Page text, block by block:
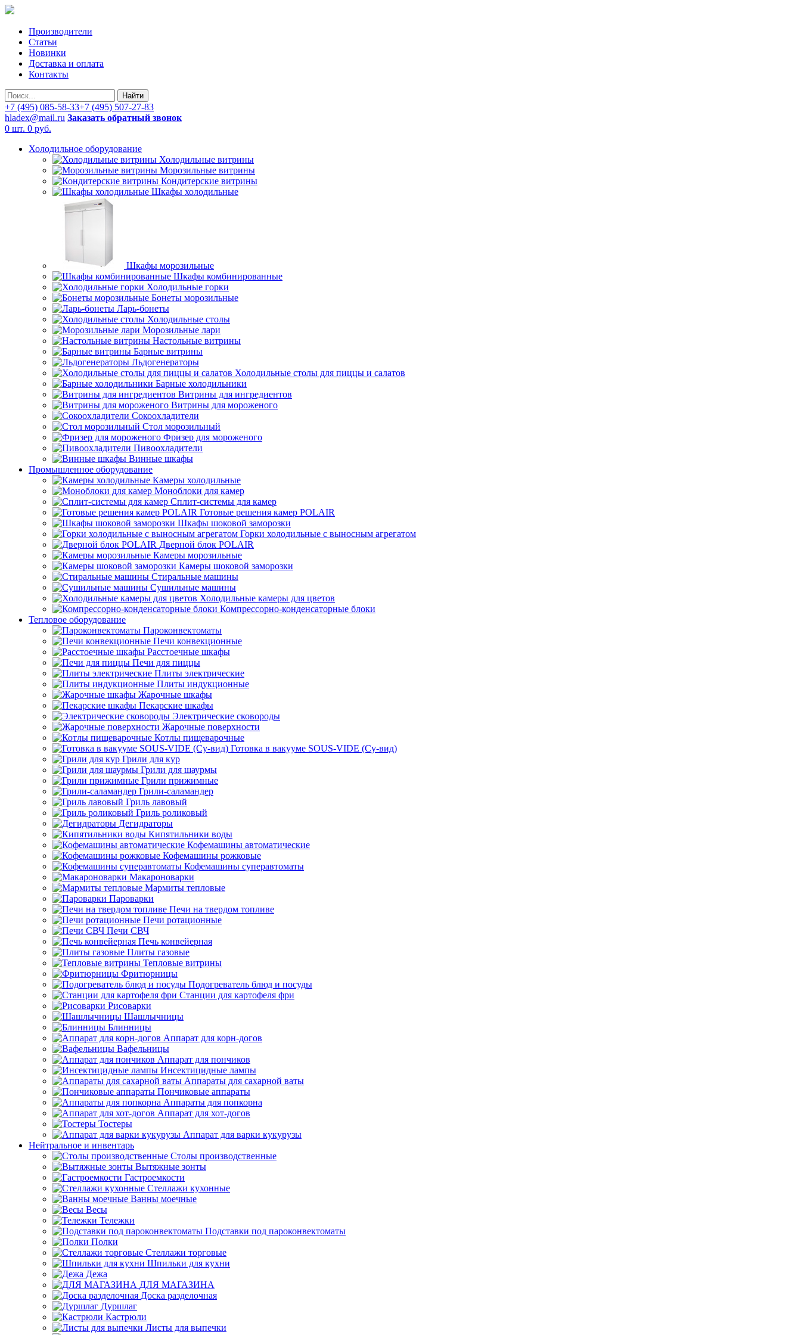
Производители
Статьи
Новинки
Доставка и оплата
Контакты
Найти
+7 (495) 085-58-33+7 (495) 507-27-83
hladex@mail.ru Заказать обратный звонок
0 шт. 0 руб.
Холодильное оборудование
Холодильные витрины
Морозильные витрины
Кондитерские витрины
Шкафы холодильные
Шкафы морозильные
Шкафы комбинированные
Холодильные горки
Бонеты морозильные
Ларь-бонеты
Холодильные столы
Морозильные лари
Настольные витрины
Барные витрины
Льдогенераторы
Холодильные столы для пиццы и салатов
Барные холодильники
Витрины для ингредиентов
Витрины для мороженого
Сокоохладители
Стол морозильный
Фризер для мороженого
Пивоохладители
Винные шкафы
Промышленное оборудование
Камеры холодильные
Моноблоки для камер
Сплит-системы для камер
Готовые решения камер POLAIR
Шкафы шоковой заморозки
Горки холодильные с выносным агрегатом
Дверной блок POLAIR
Камеры морозильные
Камеры шоковой заморозки
Стиральные машины
Сушильные машины
Холодильные камеры для цветов
Компрессорно-конденсаторные блоки
Тепловое оборудование
Пароконвектоматы
Печи конвекционные
Расстоечные шкафы
Печи для пиццы
Плиты электрические
Плиты индукционные
Жарочные шкафы
Пекарские шкафы
Электрические сковороды
Жарочные поверхности
Котлы пищеварочные
Готовка в вакууме SOUS-VIDE (Су-вид)
Грили для кур
Грили для шаурмы
Грили прижимные
Грили-саламандер
Гриль лавовый
Гриль роликовый
Дегидраторы
Кипятильники воды
Кофемашины автоматические
Кофемашины рожковые
Кофемашины суперавтоматы
Макароноварки
Мармиты тепловые
Пароварки
Печи на твердом топливе
Печи ротационные
Печи СВЧ
Печь конвейерная
Плиты газовые
Тепловые витрины
Фритюрницы
Подогреватель блюд и посуды
Станции для картофеля фри
Рисоварки
Шашлычницы
Блинницы
Аппарат для корн-догов
Вафельницы
Аппарат для пончиков
Инсектицидные лампы
Аппараты для сахарной ваты
Пончиковые аппараты
Аппараты для попкорна
Аппарат для хот-догов
Тостеры
Аппарат для варки кукурузы
Нейтральное и инвентарь
Столы производственные
Вытяжные зонты
Гастроемкости
Стеллажи кухонные
Ванны моечные
Весы
Тележки
Подставки под пароконвектоматы
Полки
Стеллажи торговые
Шпильки для кухни
Дежа
ДЛЯ МАГАЗИНА
Доска разделочная
Дуршлаг
Кастрюли
Листы для выпечки